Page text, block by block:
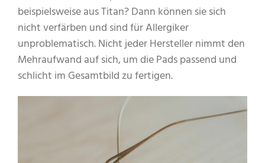
beispielsweise aus Titan? Dann können sie sich
nicht verfärben und sind für Allergiker
unproblematisch. Nicht jeder Hersteller nimmt den
Mehraufwand auf sich, um die Pads passend und
schlicht im Gesamtbild zu fertigen.